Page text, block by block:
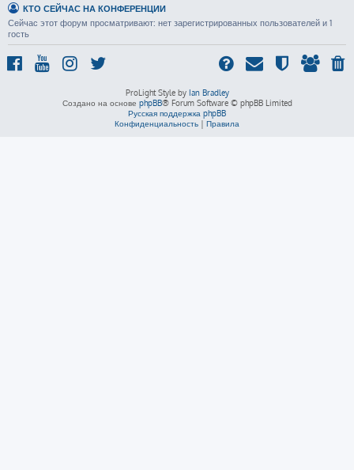
КТО СЕЙЧАС НА КОНФЕРЕНЦИИ
Сейчас этот форум просматривают: нет зарегистрированных пользователей и 1
гость
ProLight Style by Ian Bradley
Создано на основе phpBB® Forum Software © phpBB Limited
Русская поддержка phpBB
Конфиденциальность | Правила